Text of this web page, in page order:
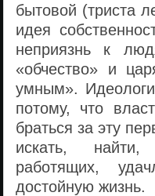
бытовой (триста
идея
неприязнь к
«обчество» и
умным».
потому, что
браться за эту
искать, найти,
работящих,
достойную жизнь.